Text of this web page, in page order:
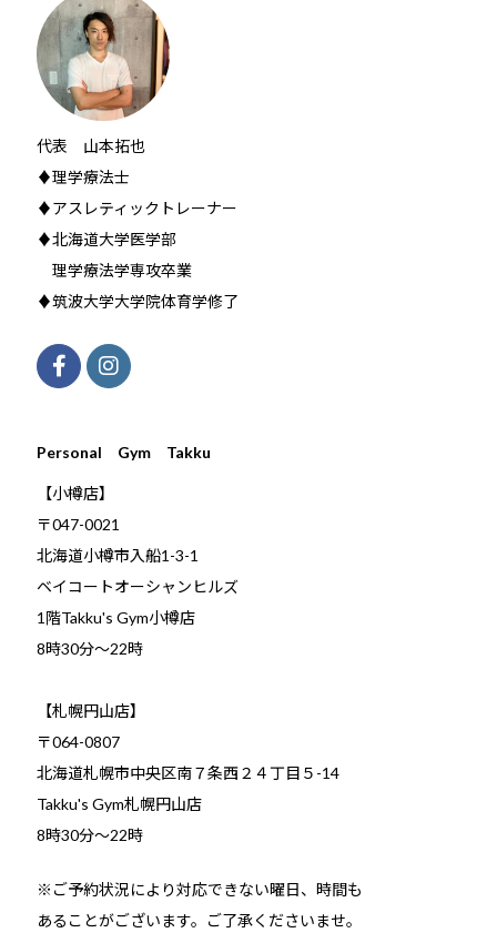
代表 山本拓也
♦理学療法士
♦アスレティックトレーナー
♦北海道大学医学部
理学療法学専攻卒業
♦筑波大学大学院体育学修了
Personal Gym Takku
【小樽店】
〒047-0021
北海道小樽市入船1-3-1
ベイコートオーシャンヒルズ
1階Takku's Gym小樽店
​8時30分～22時
【札幌円山店】
〒064-0807
北海道札幌市中央区南７条西２４丁目５-14
Takku's Gym札幌円山店
8時30分～22時
※ご予約状況により対応できない曜日、時間も
あることがございます。ご了承くださいませ。